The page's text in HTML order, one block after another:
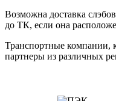
Возможна доставка
до ТК, если она
Транспортные компании,
партнеры из различных